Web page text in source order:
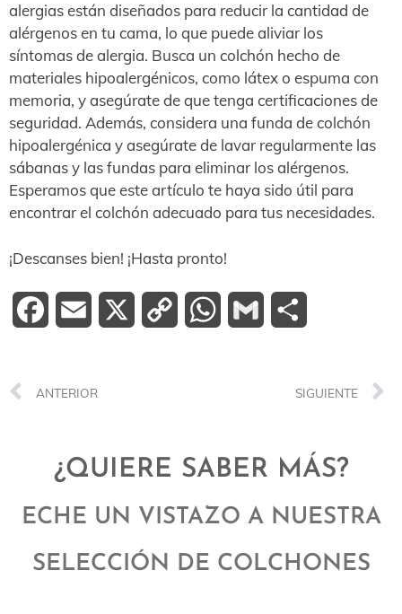
alergias están diseñados para reducir la cantidad de
alérgenos en tu cama, lo que puede aliviar los
síntomas de alergia. Busca un colchón hecho de
materiales hipoalergénicos, como látex o espuma con
memoria, y asegúrate de que tenga certificaciones de
seguridad. Además, considera una funda de colchón
hipoalergénica y asegúrate de lavar regularmente las
sábanas y las fundas para eliminar los alérgenos.
Esperamos que este artículo te haya sido útil para
encontrar el colchón adecuado para tus necesidades.
¡Descanses bien! ¡Hasta pronto!
FacebookEmail
Copy
WhatsApp
Gmail
ANTERIOR SIGUIENTE
¿QUIERE SABER MÁS?
ECHE UN VISTAZO A NUESTRA
SELECCIÓN DE COLCHONES